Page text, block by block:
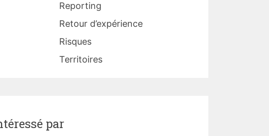
Reporting
Retour d’expérience
Risques
Territoires
par